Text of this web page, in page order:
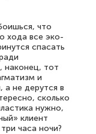
что
хода все эко-
спасать
наконец, тот
и
а не дерутся в
сколько
нужно,
клиент
часа ночи?